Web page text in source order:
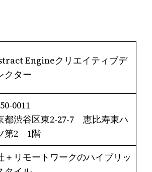
Engineクリエイティブデ
クター
0011
都渋谷区東2-27-7 恵比寿東ハ
第2 1階
＋リモートワークのハイブリッ